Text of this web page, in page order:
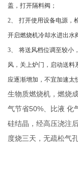
盖，打开隔料阀；
2、 打开使用设备电源，
开启燃烧机冷却水进出水
3、 将送风档位调至较小
风，关上炉门，启动送料
应逐渐增加，不宜加速太
生物质燃烧机，燃烧
气节省50%、比液 化
硅结晶，经高压浇注
度烧三天，无疏松气孔